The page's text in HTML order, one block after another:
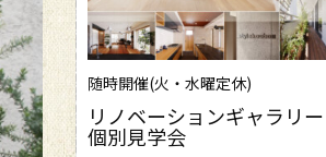
随時開催(火・水曜定休)
リノベーションギャラリー
個別見学会